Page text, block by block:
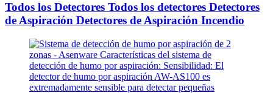
Todos los Detectores Todos los detectores Detectores
de Aspiración Detectores de Aspiración Incendio